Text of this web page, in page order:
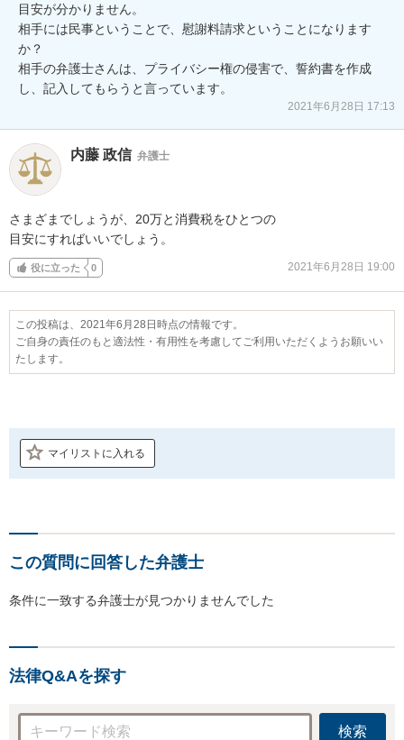
目安が分かりません。
相手には民事ということで、慰謝料請求ということになります
か？
相手の弁護士さんは、プライバシー権の侵害で、誓約書を作成
し、記入してもらうと言っています。
2021年6月28日 17:13
内藤 政信 弁護士
さまざまでしょうが、20万と消費税をひとつの
目安にすればいいでしょう。
役に立った 0 2021年6月28日 19:00
この投稿は、2021年6月28日時点の情報です。
ご自身の責任のもと適法性・有用性を考慮してご利用いただくようお願いい
たします。
マイリストに入れる
この質問に回答した弁護士
条件に一致する弁護士が見つかりませんでした
法律Q&Aを探す
検索